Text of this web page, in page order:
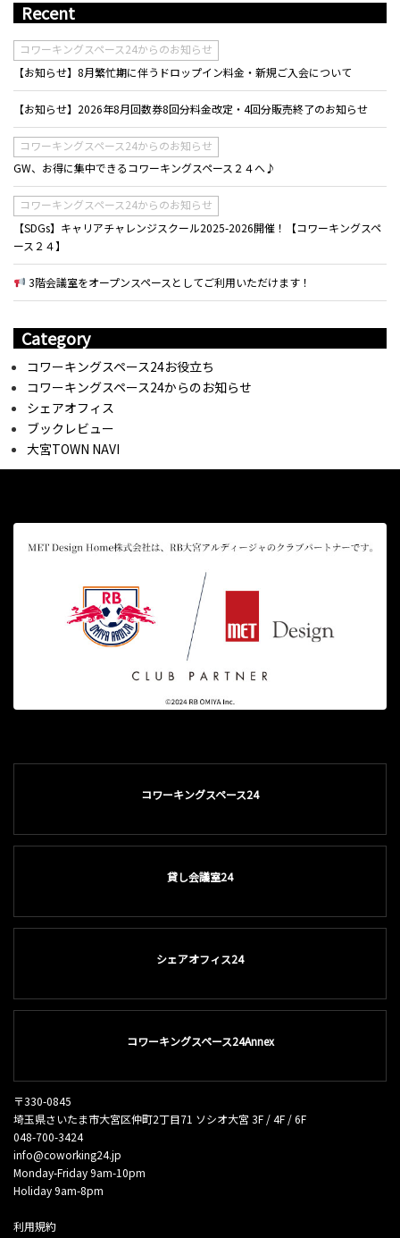
Recent
コワーキングスペース24からのお知らせ
【お知らせ】8月繁忙期に伴うドロップイン料金・新規ご入会について
【お知らせ】2026年8月回数券8回分料金改定・4回分販売終了のお知らせ
コワーキングスペース24からのお知らせ
GW、お得に集中できるコワーキングスペース２４へ♪
コワーキングスペース24からのお知らせ
【SDGs】キャリアチャレンジスクール2025-2026開催！【コワーキングスペ
ース２４】
3階会議室をオープンスペースとしてご利用いただけます！
Category
コワーキングスペース24お役立ち
コワーキングスペース24からのお知らせ
シェアオフィス
ブックレビュー
大宮TOWN NAVI
コワーキングスペース24
貸し会議室24
シェアオフィス24
コワーキングスペース24Annex
〒330-0845
埼玉県さいたま市大宮区仲町2丁目71 ソシオ大宮 3F / 4F / 6F
048-700-3424
info@coworking24.jp
Monday-Friday 9am-10pm
Holiday 9am-8pm
利用規約